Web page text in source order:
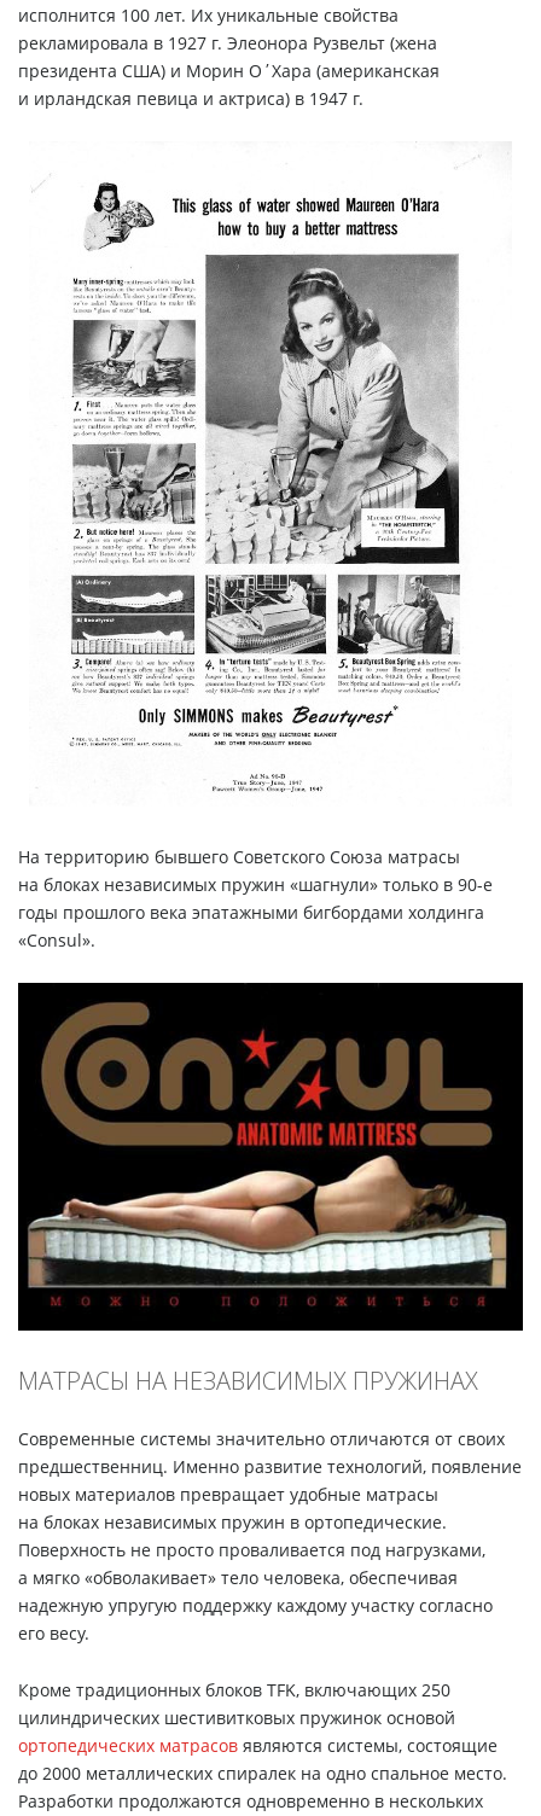
исполнится 100 лет. Их уникальные свойства
рекламировала в 1927 г. Элеонора Рузвельт (жена
президента США) и Морин О΄Хара (американская
и ирландская певица и актриса) в 1947 г.
На территорию бывшего Советского Союза матрасы
на блоках независимых пружин «шагнули» только в 90-е
годы прошлого века эпатажными бигбордами холдинга
«Consul».
МАТРАСЫ НА НЕЗАВИСИМЫХ ПРУЖИНАХ
Современные системы значительно отличаются от своих
предшественниц. Именно развитие технологий, появление
новых материалов превращает удобные матрасы
на блоках независимых пружин в ортопедические.
Поверхность не просто проваливается под нагрузками,
а мягко «обволакивает» тело человека, обеспечивая
надежную упругую поддержку каждому участку согласно
его весу.
Кроме традиционных блоков TFK, включающих 250
цилиндрических шестивитковых пружинок основой
ортопедических матрасов являются системы, состоящие
до 2000 металлических спиралек на одно спальное место.
Разработки продолжаются одновременно в нескольких